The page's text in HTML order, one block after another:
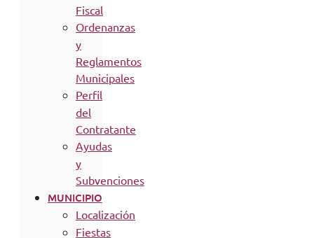
Fiscal
Ordenanzas
y
Reglamentos
Municipales
Perfil
del
Contratante
Ayudas
y
Subvenciones
MUNICIPIO
Localización
Fiestas